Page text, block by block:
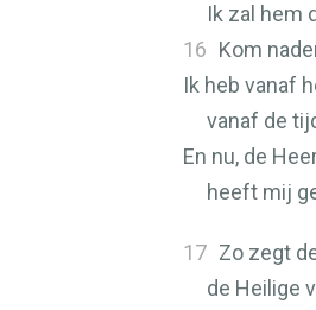
Ik zal hem
16 Kom
Ik heb vanaf
vanaf de
En nu, de
heeft mij
17 Zo zegt
de Heilige